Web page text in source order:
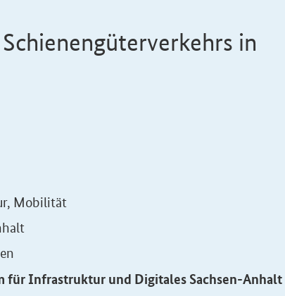
in
Mobilität
für Infrastruktur und Digitales Sachsen-Anhalt